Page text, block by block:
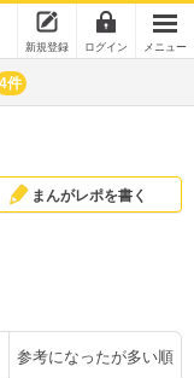
新規登録 ログイン メニュー
4件
まんがレポを書く
参考になったが多い順